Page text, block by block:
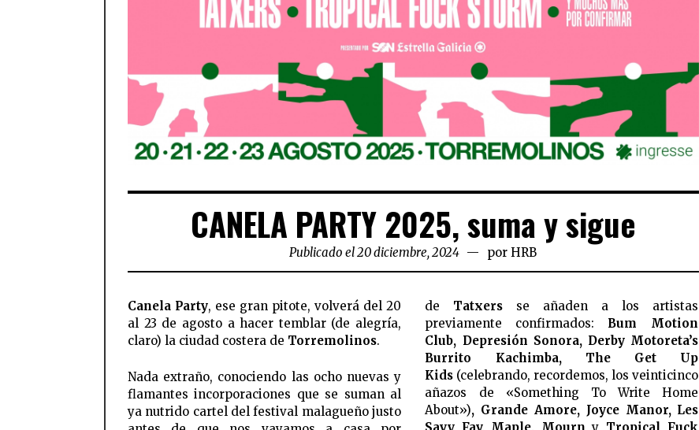
CANELA PARTY 2025, suma y sigue
Publicado el 20 diciembre, 2024 porHRB
Canela Party, ese gran pitote, volverá del 20
al 23 de agosto a hacer temblar (de alegría,
claro) la ciudad costera de Torremolinos.
Nada extraño, conociendo las ocho nuevas y
flamantes incorporaciones que se suman al
ya nutrido cartel del festival malagueño justo
de Tatxers se añaden a los artistas
previamente confirmados: Bum Motion
Club, Depresión Sonora, Derby Motoreta’s
Burrito Kachimba, The Get Up
Kids (celebrando, recordemos, los veinticinco
añazos de «Something To Write Home
About»), Grande Amore, Joyce Manor, Les